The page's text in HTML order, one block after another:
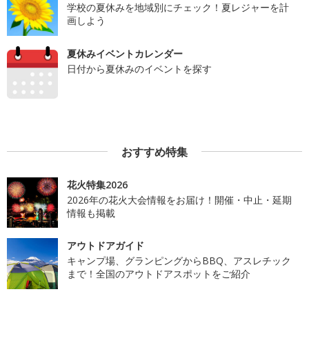
学校の夏休みを地域別にチェック！夏レジャーを計
画しよう
夏休みイベントカレンダー
日付から夏休みのイベントを探す
おすすめ特集
花火特集2026
2026年の花火大会情報をお届け！開催・中止・延期
情報も掲載
アウトドアガイド
キャンプ場、グランピングからBBQ、アスレチック
まで！全国のアウトドアスポットをご紹介